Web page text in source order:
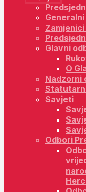
Zamjenici
Glavni
O
Nadzorni
Savjeti
Odbori